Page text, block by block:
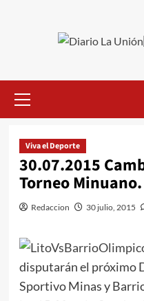
primario
Viva el Deporte
30.07.2015
Torneo Minuano.
Redaccion 30 julio, 2015
disputarán el próximo
Sportivo Minas y